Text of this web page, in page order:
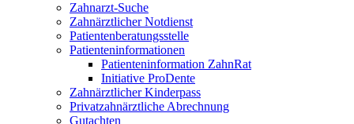
Zahnarzt-Suche
Zahnärztlicher Notdienst
Patientenberatungsstelle
Patienteninformationen
Patienteninformation ZahnRat
Initiative ProDente
Zahnärztlicher Kinderpass
Privatzahnärztliche Abrechnung
Gutachten